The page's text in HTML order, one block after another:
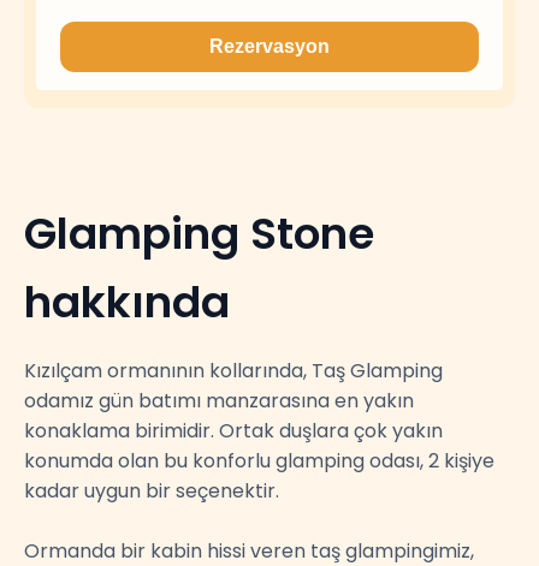
Rezervasyon
Glamping Stone
hakkında
Kızılçam ormanının kollarında, Taş Glamping
odamız gün batımı manzarasına en yakın
konaklama birimidir. Ortak duşlara çok yakın
konumda olan bu konforlu glamping odası, 2 kişiye
kadar uygun bir seçenektir.
Ormanda bir kabin hissi veren taş glampingimiz,